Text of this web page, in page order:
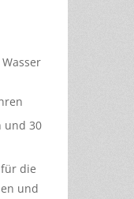
und 30
die
und